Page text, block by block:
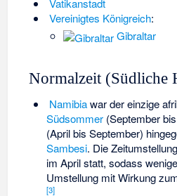
Vereinigtes Königreich:
Gibraltar
Normalzeit (Südliche
Namibiawar der einzige
Südsommer(September
(April bis September)
Sambesi. Die
im April statt, sodass
Umstellung mit Wirkung
[3]